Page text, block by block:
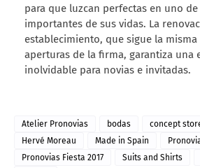
para que luzcan perfectas en uno
importantes de sus vidas. La
establecimiento, que sigue la
aperturas de la firma, garantiza una
inolvidable para novias e invitadas.
Atelier Pronovias bodas concept
Hervé Moreau
Made in Spain
Pronovias Fiesta 2017
Suits and Shirts